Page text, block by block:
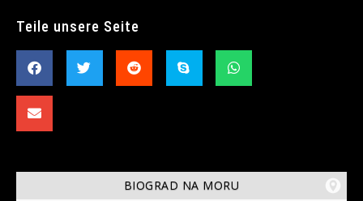
Teile unsere Seite
BIOGRAD NA MORU